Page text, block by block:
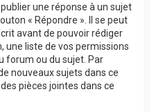
une réponse à un sujet
« Répondre ». Il se peut
avant de pouvoir rédiger
une liste de vos permissions
forum ou du sujet. Par
nouveaux sujets dans ce
pièces jointes dans ce